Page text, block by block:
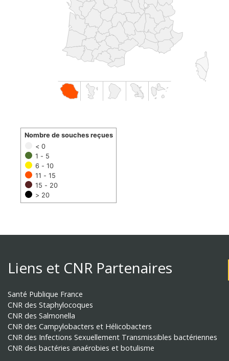
< 0
1 - 5
6 - 10
11 - 15
15 - 20
> 20
Nombre de souches reçues
Liens et CNR Partenaires
Santé Publique France
CNR des Staphylocoques
CNR des Salmonella
CNR des Campylobacters et Hélicobacters
CNR des Infections Sexuellement Transmissibles bactériennes
CNR des bactéries anaérobies et botulisme